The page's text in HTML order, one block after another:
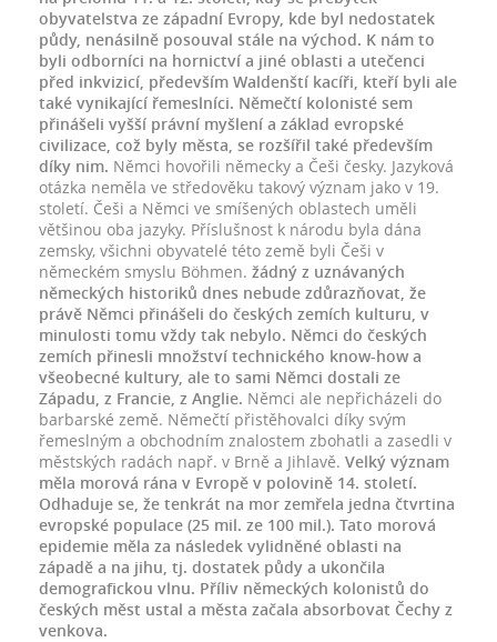
obyvatelstva ze západní Evropy, kde byl nedostatek
půdy, nenásilně posouval stále na východ. K nám to
byli odborníci na hornictví a jiné oblasti a utečenci
před inkvizicí, především Waldenští kacíři, kteří byli ale
také vynikající řemeslníci. Němečtí kolonisté sem
přinášeli vyšší právní myšlení a základ evropské
civilizace, což byly města, se rozšířil také především
díky nim. Němci hovořili německy a Češi česky. Jazyková
otázka neměla ve středověku takový význam jako v 19.
století. Češi a Němci ve smíšených oblastech uměli
většinou oba jazyky. Příslušnost k národu byla dána
zemsky, všichni obyvatelé této země byli Češi v
německém smyslu Böhmen. žádný z uznávaných
německých historiků dnes nebude zdůrazňovat, že
právě Němci přinášeli do českých zemích kulturu, v
minulosti tomu vždy tak nebylo. Němci do českých
zemích přinesli množství technického know-how a
všeobecné kultury, ale to sami Němci dostali ze
Západu, z Francie, z Anglie. Němci ale nepřicházeli do
barbarské země. Němečtí přistěhovalci díky svým
řemeslným a obchodním znalostem zbohatli a zasedli v
městských radách např. v Brně a Jihlavě. Velký význam
měla morová rána v Evropě v polovině 14. století.
Odhaduje se, že tenkrát na mor zemřela jedna čtvrtina
evropské populace (25 mil. ze 100 mil.). Tato morová
epidemie měla za následek vylidněné oblasti na
západě a na jihu, tj. dostatek půdy a ukončila
demografickou vlnu. Příliv německých kolonistů do
českých měst ustal a města začala absorbovat Čechy z
venkova.